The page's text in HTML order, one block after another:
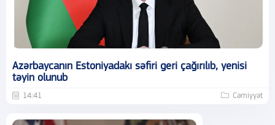
Azərbaycanın Estoniyadakı səfiri geri çağırılıb, yenisi
təyin olunub
14:41 Cəmiyyət